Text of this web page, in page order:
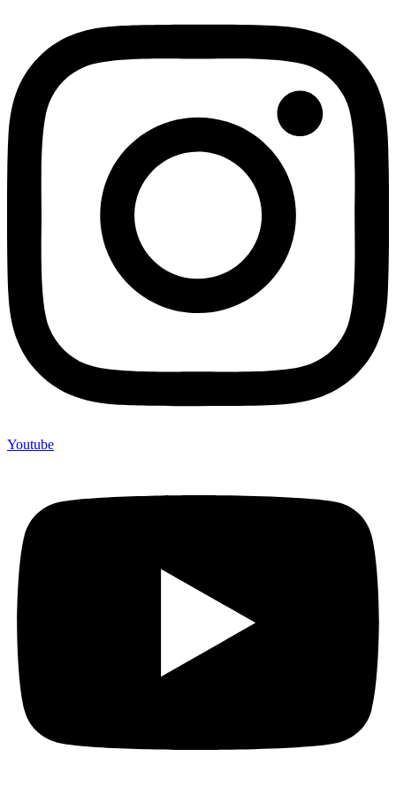
Youtube